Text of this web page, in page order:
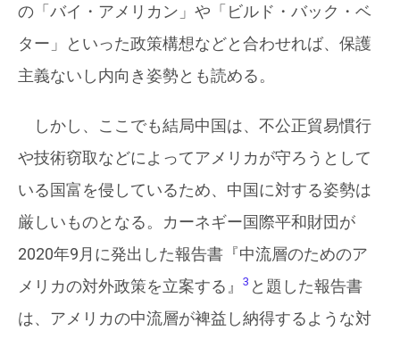
の「バイ・アメリカン」や「ビルド・バック・ベ
ター」といった政策構想などと合わせれば、保護
主義ないし内向き姿勢とも読める。
しかし、ここでも結局中国は、不公正貿易慣行
や技術窃取などによってアメリカが守ろうとして
いる国富を侵しているため、中国に対する姿勢は
厳しいものとなる。カーネギー国際平和財団が
2020年9月に発出した報告書『中流層のためのア
メリカの対外政策を立案する』
3 と題した報告書
は、アメリカの中流層が裨益し納得するような対